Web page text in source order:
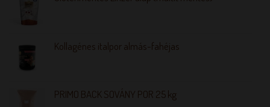
Kollagénes italpor almás-fahéjas
PRIMO BACK SOVÁNY POR 25 kg